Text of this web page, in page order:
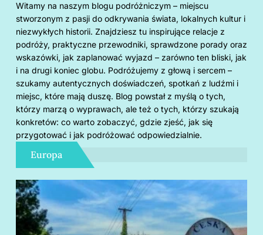
Witamy na naszym blogu podróżniczym – miejscu
stworzonym z pasji do odkrywania świata, lokalnych kultur i
niezwykłych historii. Znajdziesz tu inspirujące relacje z
podróży, praktyczne przewodniki, sprawdzone porady oraz
wskazówki, jak zaplanować wyjazd – zarówno ten bliski, jak
i na drugi koniec globu. Podróżujemy z głową i sercem –
szukamy autentycznych doświadczeń, spotkań z ludźmi i
miejsc, które mają duszę. Blog powstał z myślą o tych,
którzy marzą o wyprawach, ale też o tych, którzy szukają
konkretów: co warto zobaczyć, gdzie zjeść, jak się
przygotować i jak podróżować odpowiedzialnie.
Europa